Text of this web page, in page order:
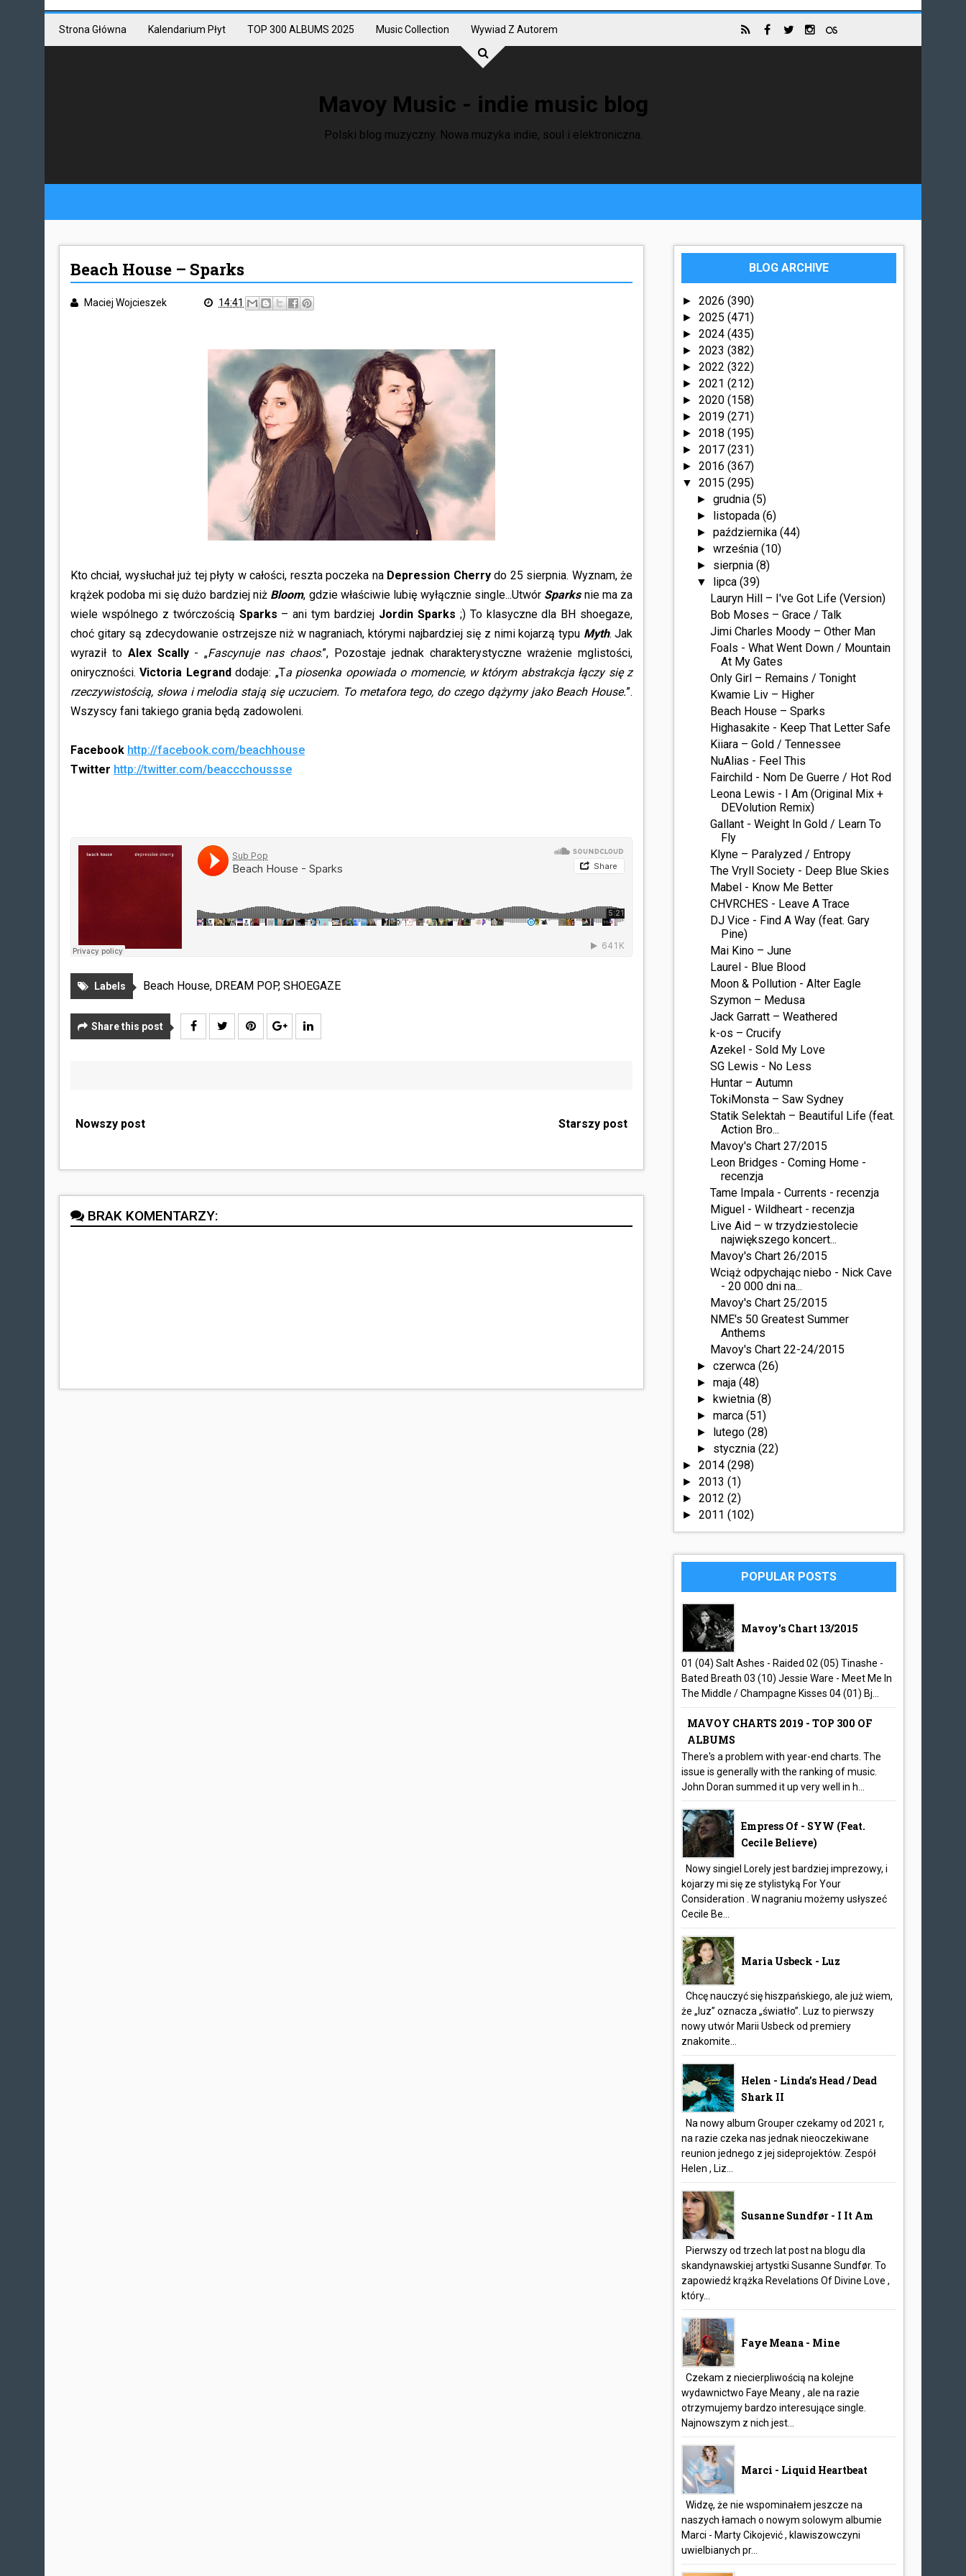
Strona Główna Kalendarium Płyt TOP 300 ALBUMS 2025 Music Collection Wywiad Z Autorem
Mavoy Music - indie music blog
Polski blog muzyczny. Nowa muzyka indie, soul i elektroniczna.
Beach House – Sparks
Maciej Wojcieszek 14:41
Kto chciał, wysłuchał już tej płyty w całości, reszta poczeka na Depression Cherrydo 25 sierpnia. Wyznam, że
krążek podoba mi się dużo bardziej niż Bloom, gdzie właściwie lubię wyłącznie single...Utwór Sparks nie ma za
wiele wspólnego z twórczością Sparks – ani tym bardziej Jordin Sparks ;) To klasyczne dla BH shoegaze,
choć gitary są zdecydowanie ostrzejsze niż w nagraniach, którymi najbardziej się z nimi kojarzą typu Myth. Jak
wyraził to Alex Scally- „Fascynuje nas chaos.”, Pozostaje jednak charakterystyczne wrażenie mglistości,
oniryczności.Victoria Legranddodaje: „Ta piosenka opowiada o momencie, w którym abstrakcja łączy się z
rzeczywistością, słowa i melodia stają się uczuciem. To metafora tego, do czego dążymy jako Beach House.”.
Wszyscy fani takiego grania będą zadowoleni.
Facebook http://facebook.com/beachhouse
Twitter http://twitter.com/beaccchoussse
Labels Beach House, DREAM POP, SHOEGAZE
Share this post
Nowszy post Starszy post
BRAK KOMENTARZY:
BLOG ARCHIVE
►2026(390)
►2025(471)
►2024(435)
►2023(382)
►2022(322)
►2021(212)
►2020(158)
►2019(271)
►2018(195)
►2017(231)
►2016(367)
▼2015(295)
► grudnia (5)
► listopada (6)
► października (44)
► września (10)
► sierpnia (8)
▼ lipca (39)
Lauryn Hill – I've Got Life (Version)
Bob Moses – Grace / Talk
Jimi Charles Moody – Other Man
Foals - What Went Down / Mountain
At My Gates
Only Girl – Remains / Tonight
Kwamie Liv – Higher
Beach House – Sparks
Highasakite - Keep That Letter Safe
Kiiara – Gold / Tennessee
NuAlias - Feel This
Fairchild - Nom De Guerre / Hot Rod
Leona Lewis - I Am (Original Mix +
DEVolution Remix)
Gallant - Weight In Gold / Learn To
Fly
Klyne – Paralyzed / Entropy
The Vryll Society - Deep Blue Skies
Mabel - Know Me Better
CHVRCHES - Leave A Trace
DJ Vice - Find A Way (feat. Gary
Pine)
Mai Kino – June
Laurel - Blue Blood
Moon & Pollution - Alter Eagle
Szymon – Medusa
Jack Garratt – Weathered
k-os – Crucify
Azekel - Sold My Love
SG Lewis - No Less
Huntar – Autumn
TokiMonsta – Saw Sydney
Statik Selektah – Beautiful Life (feat.
Action Bro...
Mavoy's Chart 27/2015
Leon Bridges - Coming Home -
recenzja
Tame Impala - Currents - recenzja
Miguel - Wildheart - recenzja
Live Aid – w trzydziestolecie
największego koncert...
Mavoy's Chart 26/2015
Wciąż odpychając niebo - Nick Cave
- 20 000 dni na...
Mavoy's Chart 25/2015
NME's 50 Greatest Summer
Anthems
Mavoy's Chart 22-24/2015
► czerwca (26)
► maja (48)
► kwietnia (8)
► marca (51)
► lutego (28)
► stycznia (22)
►2014(298)
►2013(1)
►2012(2)
►2011(102)
POPULAR POSTS
Mavoy's Chart 13/2015
01 (04) Salt Ashes - Raided 02 (05) Tinashe -
Bated Breath 03 (10) Jessie Ware - Meet Me In
The Middle / Champagne Kisses 04 (01) Bj...
MAVOY CHARTS 2019 - TOP 300 OF
ALBUMS
There's a problem with year-end charts. The
issue is generally with the ranking of music.
John Doran summed it up very well in h...
Empress Of - SYW (feat.
Cecile Believe)
Nowy singiel Lorely jest bardziej imprezowy, i
kojarzy mi się ze stylistyką For Your
Consideration . W nagraniu możemy usłyszeć
Cecile Be...
Maria Usbeck - Luz
Chcę nauczyć się hiszpańskiego, ale już wiem,
że „luz” oznacza „światło”. Luz to pierwszy
nowy utwór Marii Usbeck od premiery
znakomite...
Helen - Linda’s Head / Dead
Shark II
Na nowy album Grouper czekamy od 2021 r,
na razie czeka nas jednak nieoczekiwane
reunion jednego z jej sideprojektów. Zespół
Helen , Liz...
Susanne Sundfør - I It Am
Pierwszy od trzech lat post na blogu dla
skandynawskiej artystki Susanne Sundfør. To
zapowiedź krążka Revelations Of Divine Love ,
który...
Faye Meana - Mine
Czekam z niecierpliwością na kolejne
wydawnictwo Faye Meany , ale na razie
otrzymujemy bardzo interesujące single.
Najnowszym z nich jest...
Marci - Liquid Heartbeat
Widzę, że nie wspominałem jeszcze na
naszych łamach o nowym solowym albumie
Marci - Marty Cikojević , klawiszowczyni
uwielbianych pr...